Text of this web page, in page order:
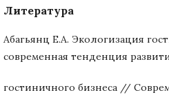
Литература
Абагьянц Е.А. Экологизация
современная тенденция
гостиничного бизнеса //